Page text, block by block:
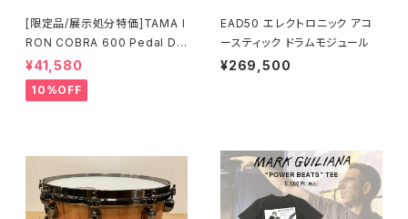
[限定品/展示処分特価]TAMA I
RON COBRA 600 Pedal DA
RK SHADOW Edition Twin
Pedal HP600DTWMB
¥41,580
10%OFF
EAD50 エレクトロニック アコ
ースティック ドラムモジュール
¥269,500